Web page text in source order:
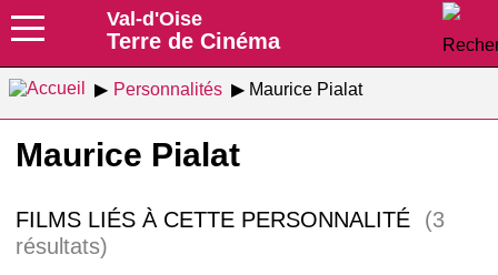
Val-d'Oise
Terre de Cinéma
Personnalités Maurice Pialat
Maurice Pialat
FILMS LIÉS À CETTE PERSONNALITÉ
(3
résultats)